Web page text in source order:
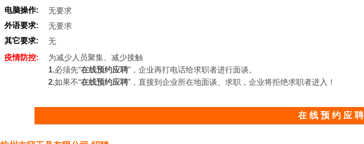
电脑操作:
无要求
外语要求:
无要求
其它要求:
无
疫情防控:
为减少人员聚集、减少接触
1.必须先“在线预约应聘”，企业再打电话给求职者进行面谈。
2.如果不“在线预约应聘”，直接到企业所在地面谈、求职，企业将拒绝求职者进入！
在 线 预 约 应 聘